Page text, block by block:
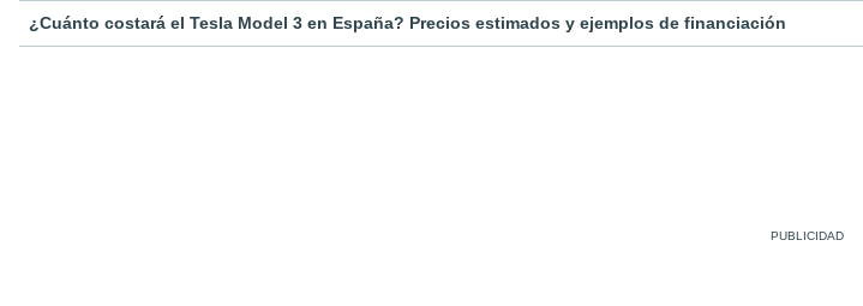
¿Cuánto costará el Tesla Model 3 en España? Precios estimados y ejemplos de financiación